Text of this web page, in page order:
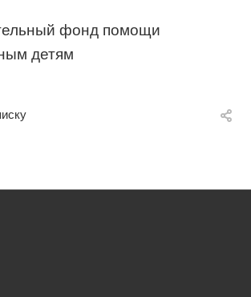
фонд помощи
детям